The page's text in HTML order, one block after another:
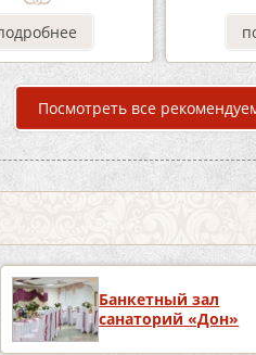
Посмотреть все
Банкетный зал
санаторий «Дон»